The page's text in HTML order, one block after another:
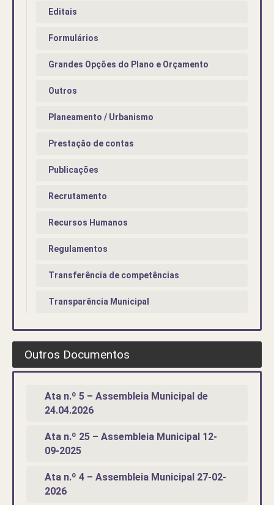
Editais
Formulários
Grandes Opções do Plano e Orçamento
Outros
Planeamento / Urbanismo
Prestação de contas
Publicações
Recrutamento
Recursos Humanos
Regulamentos
Transferência de competências
Transparência Municipal
Outros Documentos
Ata n.º 5 – Assembleia Municipal de
24.04.2026
Ata n.º 25 – Assembleia Municipal 12-
09-2025
Ata n.º 4 – Assembleia Municipal 27-02-
2026